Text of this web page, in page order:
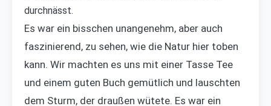
durchnässt.
Es war ein bisschen unangenehm, aber auch
faszinierend, zu sehen, wie die Natur hier toben
kann. Wir machten es uns mit einer Tasse Tee
und einem guten Buch gemütlich und lauschten
dem Sturm, der draußen wütete. Es war ein